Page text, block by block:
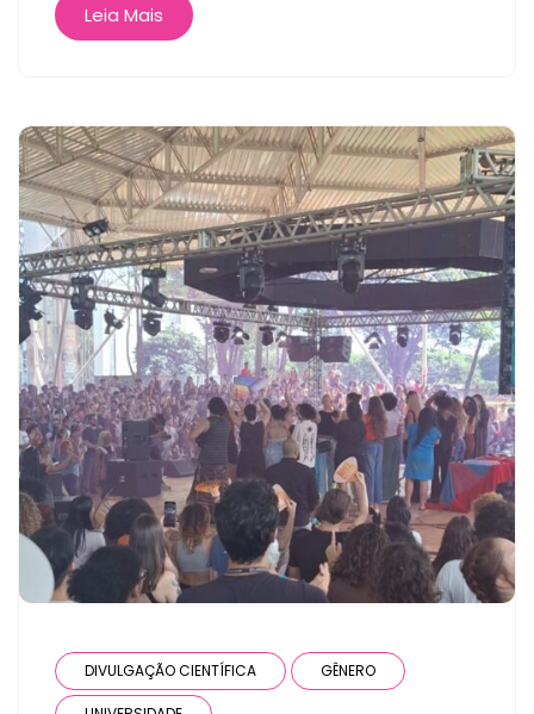
Leia Mais
DIVULGAÇÃO CIENTÍFICA GÊNERO